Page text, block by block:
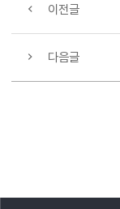
이전글
다음글